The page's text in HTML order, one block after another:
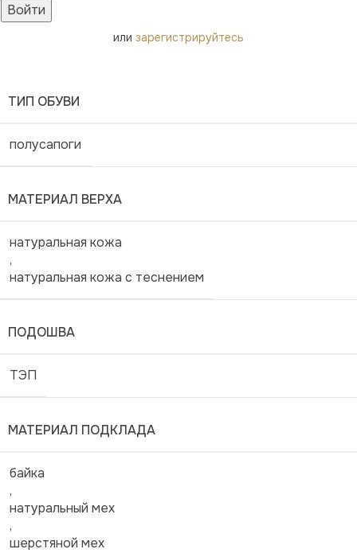
Войти
или зарегистрируйтесь
ТИП ОБУВИ
полусапоги
МАТЕРИАЛ ВЕРХА
натуральная кожа
,
натуральная кожа с теснением
ПОДОШВА
ТЭП
МАТЕРИАЛ ПОДКЛАДА
байка
,
натуральный мех
,
шерстяной мех